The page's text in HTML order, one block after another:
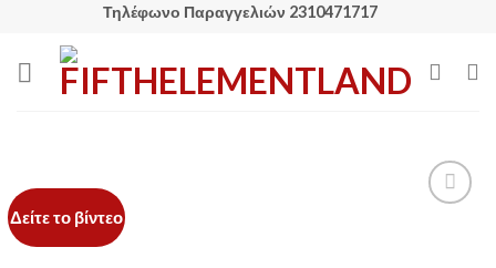
content
Τηλέφωνο Παραγγελιών 2310471717
Δείτε το βίντεο